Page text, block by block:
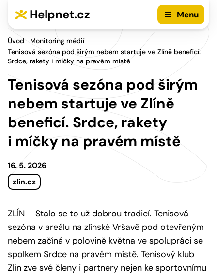
Helpnet.cz Menu
Úvod
Monitoring médií
Tenisová sezóna pod širým nebem startuje ve Zlíně beneficí.
Srdce, rakety i míčky na pravém místě
Tenisová sezóna pod širým
nebem startuje ve Zlíně
beneficí. Srdce, rakety
i míčky na pravém místě
16. 5. 2026
zlin.cz
ZLÍN – Stalo se to už dobrou tradicí. Tenisová
sezóna v areálu na zlínské Vršavě pod otevřeným
nebem začíná v polovině května ve spolupráci se
spolkem Srdce na pravém místě. Tenisový klub
Zlín zve své členy i partnery nejen ke sportovnímu